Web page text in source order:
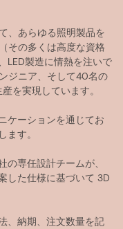
、あらゆる照明製品を
その多くは高度な資格
LED製造に情熱を注いで
ジニア、そして40名の
を実現しています。
ケーションを通じてお
す。
専任設計チームが、
した仕様に基づいて 3D
、納期、注文数量を記